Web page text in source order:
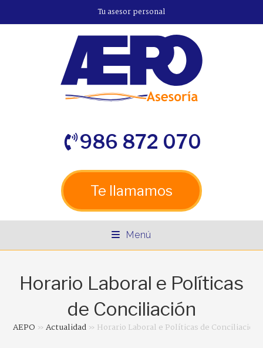
Tu asesor personal
986 872 070
Te llamamos
Menú
Horario Laboral e Políticas
de Conciliación
AEPO »Actualidad » Horario Laboral e Políticas de Conciliación